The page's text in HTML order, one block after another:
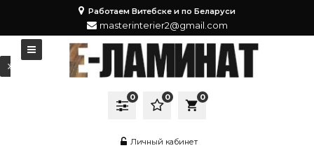
Работаем Витебске и по Беларуси
masterinterier2@gmail.com
local_grocery_store
0
0
0
Личный кабинет